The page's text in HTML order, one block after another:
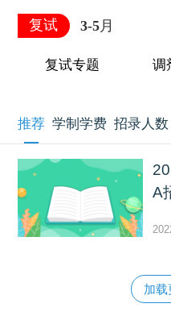
复试 3-5月
复试专题 调
推荐 学制学费 招录人数
A
加载